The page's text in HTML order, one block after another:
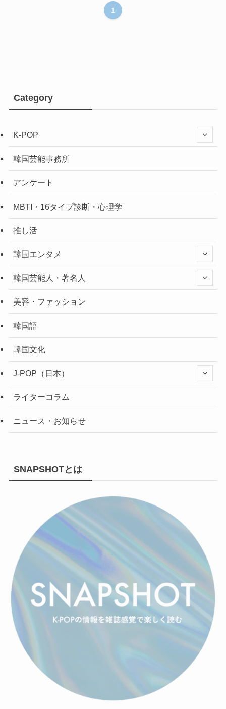
1
Category
K-POP
韓国芸能事務所
アンケート
MBTI・16タイプ診断・心理学
推し活
韓国エンタメ
韓国芸能人・著名人
美容・ファッション
韓国語
韓国文化
J-POP（日本）
ライターコラム
ニュース・お知らせ
SNAPSHOTとは